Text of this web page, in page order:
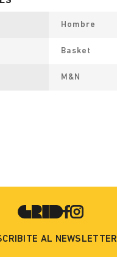
Hombre
Basket
M&N
AL NEWSLETTER